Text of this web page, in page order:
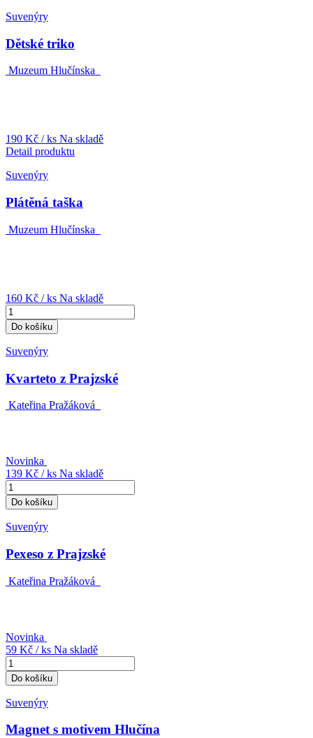
Suvenýry
Dětské triko
Muzeum Hlučínska
190 Kč / ks Na skladě
Detail produktu
Suvenýry
Plátěná taška
Muzeum Hlučínska
160 Kč / ks Na skladě
Do košíku
Suvenýry
Kvarteto z Prajzské
Kateřina Pražáková
Novinka
139 Kč / ks Na skladě
Do košíku
Suvenýry
Pexeso z Prajzské
Kateřina Pražáková
Novinka
59 Kč / ks Na skladě
Do košíku
Suvenýry
Magnet s motivem Hlučína